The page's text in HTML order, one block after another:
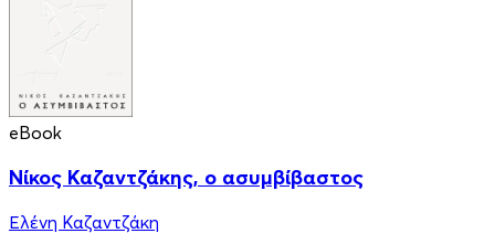
eBook
Νίκος Καζαντζάκης, ο ασυμβίβαστος
Ελένη Καζαντζάκη